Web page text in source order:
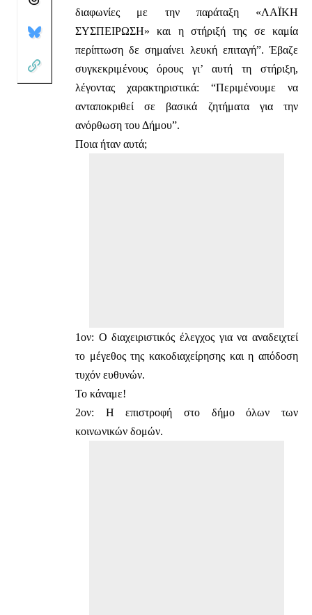
διαφωνίες με την παράταξη «ΛΑΪΚΗ
ΣΥΣΠΕΙΡΩΣΗ» και η στήριξή της σε καμία
περίπτωση δε σημαίνει λευκή επιταγή”. Έβαζε
συγκεκριμένους όρους γι’ αυτή τη στήριξη,
λέγοντας χαρακτηριστικά: “Περιμένουμε να
ανταποκριθεί σε βασικά ζητήματα για την
ανόρθωση του Δήμου”.
Ποια ήταν αυτά;
1ον: Ο διαχειριστικός έλεγχος για να αναδειχτεί
το μέγεθος της κακοδιαχείρησης και η απόδοση
τυχόν ευθυνών.
Το κάναμε!
2ον: Η επιστροφή στο δήμο όλων των
κοινωνικών δομών.